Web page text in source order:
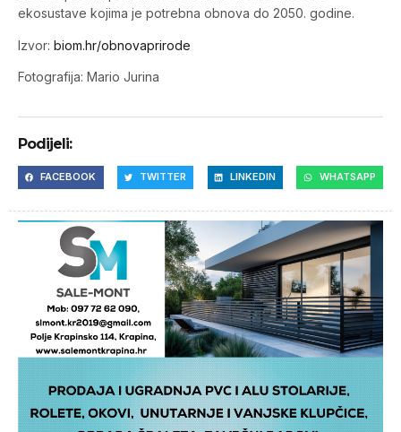
ekosustave kojima je potrebna obnova do 2050. godine.
Izvor: biom.hr/obnovaprirode
Fotografija: Mario Jurina
Podijeli:
FACEBOOK TWITTER LINKEDIN WHATSAPP